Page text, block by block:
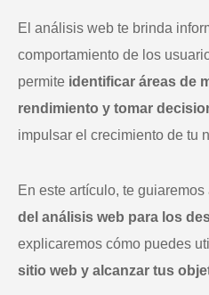
El análisis web te brinda
comportamiento de los
permite identificar áreas de
rendimiento y tomar
impulsar el crecimiento de tu
En este artículo, te
del análisis web para los
explicaremos cómo puedes
sitio web y alcanzar tus